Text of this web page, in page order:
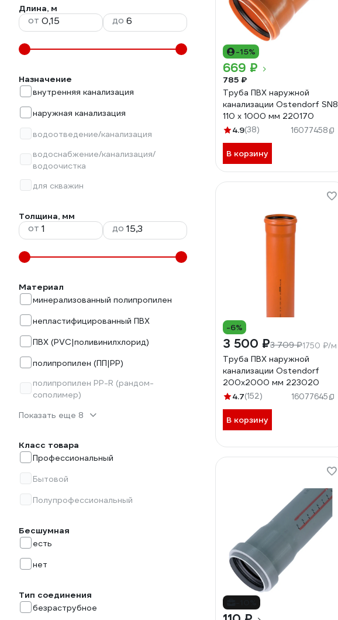
Длина, м
от до
Назначение
внутренняя канализация
наружная канализация
водоотведение/канализация
водоснабжение/канализация/
водоочистка
для скважин
Толщина, мм
от до
Материал
минерализованный полипропилен
непластифицированный ПВХ
ПВХ (PVC|поливинилхлорид)
полипропилен (ПП|PP)
полипропилен PP-R (рандом-
сополимер)
Показать еще 8
Класс товара
Профессиональный
Бытовой
Полупрофессиональный
Бесшумная
есть
нет
Тип соединения
безраструбное
-15%
669 ₽
785 ₽
Труба ПВХ наружной
канализации Ostendorf SN8
110 х 1000 мм 220170
4.9(38) 16077458
В корзину
-6%
3 500 ₽3 709 ₽1750 ₽/м
Труба ПВХ наружной
канализации Ostendorf
200х2000 мм 223020
4.7(152) 16077645
В корзину